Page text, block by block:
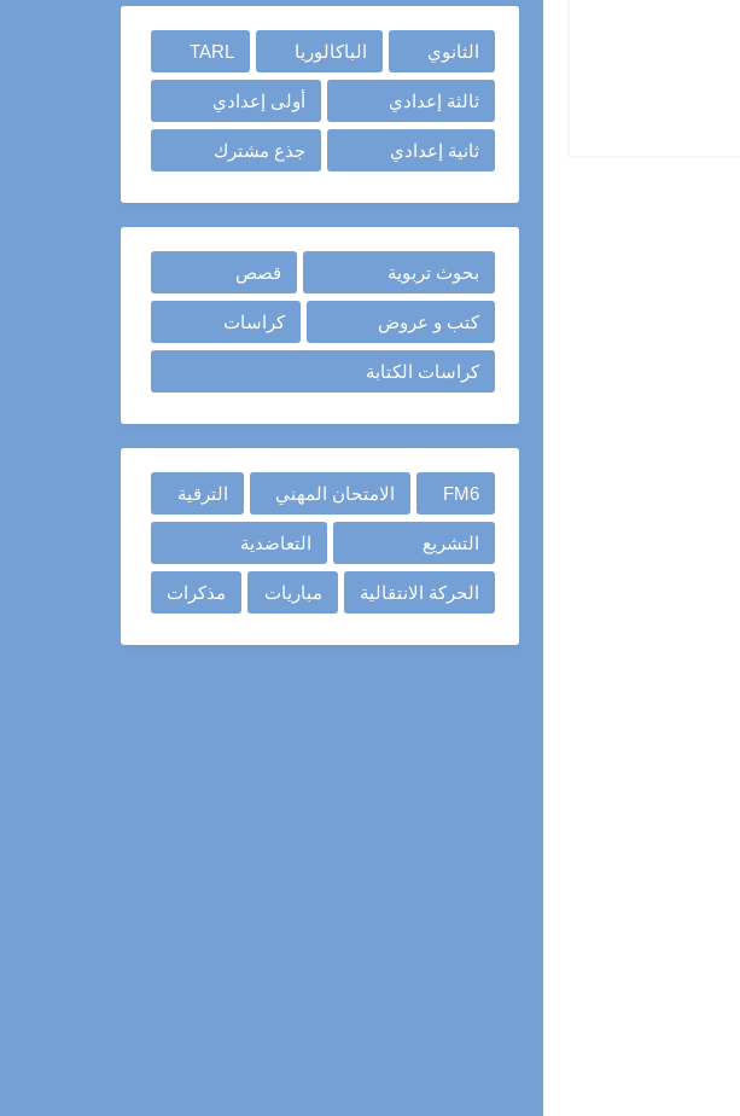
الثانوي الباكالوريا TARL
ثالثة إعدادي أولى إعدادي
ثانية إعدادي جذع مشترك
بحوث تربوية قصص
كتب و عروض كراسات
كراسات الكتابة
FM6 الامتحان المهني الترقية
التشريع التعاضدية
الحركة الانتقالية مباريات مذكرات